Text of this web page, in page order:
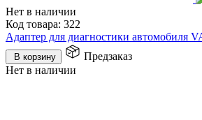
Нет в наличии
Код товара: 322
Адаптер для диагностики автомобиля
В корзину
Предзаказ
Нет в наличии